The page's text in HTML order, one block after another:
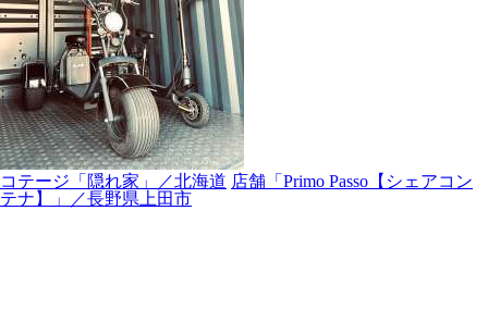
コテージ「隠れ家」／北海道 店舗「Primo Passo【シェアコン
テナ】」／長野県上田市